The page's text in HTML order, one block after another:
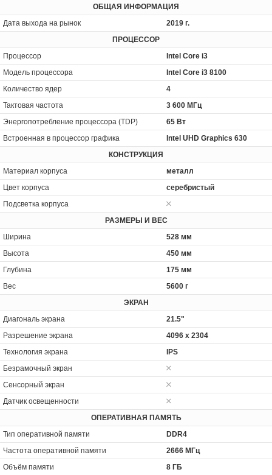
ОБЩАЯ ИНФОРМАЦИЯ
Дата выхода на рынок
2019 г.
ПРОЦЕССОР
Процессор
Intel Core i3
Модель процессора
Intel Core i3 8100
Количество ядер
4
Тактовая частота
3 600 МГц
Энергопотребление процессора (TDP)
65 Вт
Встроенная в процессор графика
Intel UHD Graphics 630
КОНСТРУКЦИЯ
Материал корпуса
металл
Цвет корпуса
серебристый
Подсветка корпуса
РАЗМЕРЫ И ВЕС
Ширина
528 мм
Высота
450 мм
Глубина
175 мм
Вес
5600 г
ЭКРАН
Диагональ экрана
21.5"
Разрешение экрана
4096 x 2304
Технология экрана
IPS
Безрамочный экран
Сенсорный экран
Датчик освещенности
ОПЕРАТИВНАЯ ПАМЯТЬ
Тип оперативной памяти
DDR4
Частота оперативной памяти
2666 МГц
Объём памяти
8 ГБ